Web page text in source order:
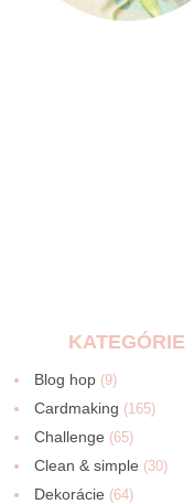
KATEGÓRIE
Blog hop (9)
Cardmaking (165)
Challenge (65)
Clean & simple (30)
Dekorácie (64)